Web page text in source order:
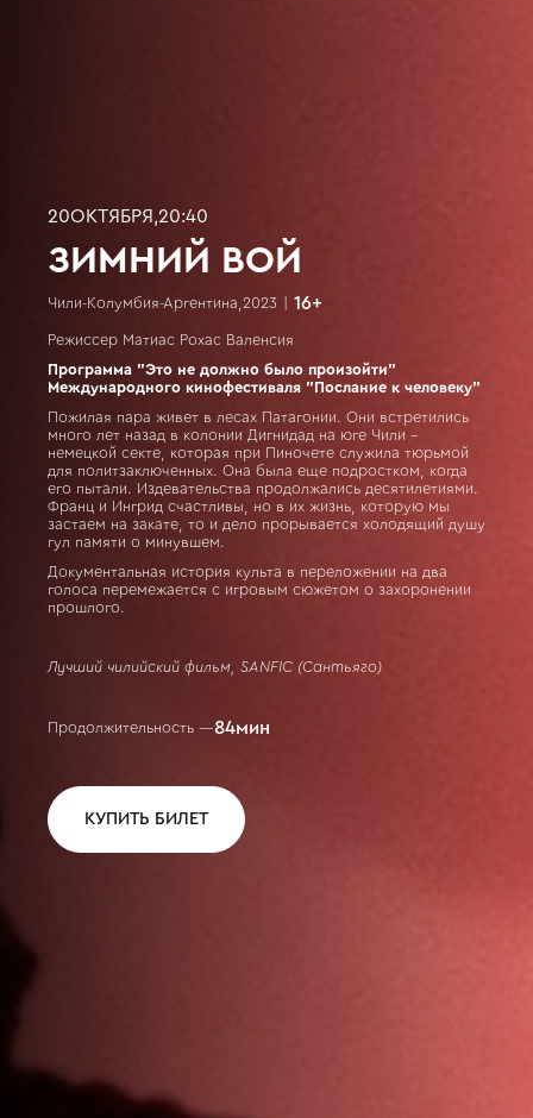
20ОКТЯБРЯ,20:40
ЗИМНИЙ ВОЙ
Чили-Колумбия-Аргентина 2023 16+
Режиссер Матиас Рохас Валенсия
Программа "Это не должно было произойти"
Международного кинофестиваля "Послание к человеку"
Пожилая пара живет в лесах Патагонии. Они встретились
много лет назад в колонии Дигнидад на юге Чили –
немецкой секте, которая при Пиночете служила тюрьмой
для политзаключенных. Она была еще подростком, когда
его пытали. Издевательства продолжались десятилетиями.
Франц и Ингрид счастливы, но в их жизнь, которую мы
застаем на закате, то и дело прорывается холодящий душу
гул памяти о минувшем.
Документальная история культа в переложении на два
голоса перемежается с игровым сюжетом о захоронении
прошлого.
Лучший чилийский фильм, SANFIC (Сантьяго)
Продолжительность —84мин
КУПИТЬ БИЛЕТ